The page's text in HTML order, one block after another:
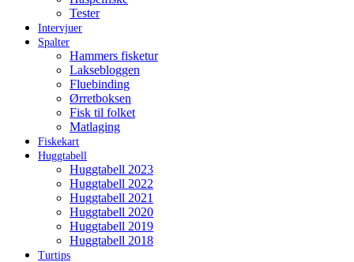
Tester
Intervjuer
Spalter
Hammers fisketur
Laksebloggen
Fluebinding
Ørretboksen
Fisk til folket
Matlaging
Fiskekart
Huggtabell
Huggtabell 2023
Huggtabell 2022
Huggtabell 2021
Huggtabell 2020
Huggtabell 2019
Huggtabell 2018
Turtips